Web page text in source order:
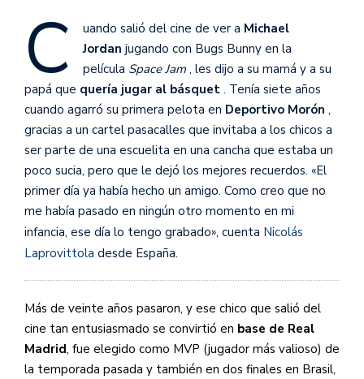
C uando salió del cine de ver a Michael
Jordan jugando con Bugs Bunny en la
película Space Jam , les dijo a su mamá y a su
papá que quería jugar al básquet . Tenía siete años
cuando agarró su primera pelota en Deportivo Morón ,
gracias a un cartel pasacalles que invitaba a los chicos a
ser parte de una escuelita en una cancha que estaba un
poco sucia, pero que le dejó los mejores recuerdos. «El
primer día ya había hecho un amigo. Como creo que no
me había pasado en ningún otro momento en mi
infancia, ese día lo tengo grabado», cuenta Nicolás
Laprovittola desde España.
Más de veinte años pasaron, y ese chico que salió del
cine tan entusiasmado se convirtió en base de Real
Madrid, fue elegido como MVP (jugador más valioso) de
la temporada pasada y también en dos finales en Brasil,